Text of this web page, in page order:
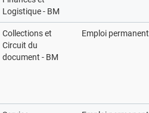
Logistique - BM
Collections et
Circuit du
document - BM
Emploi permanent